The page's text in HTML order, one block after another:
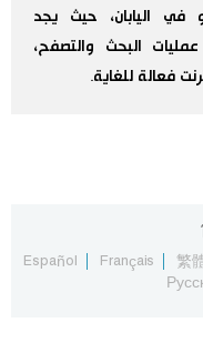
في اليابان، حيث يجد
البحث والتصفح،
فعالة للغاية.
繁
Français
Español